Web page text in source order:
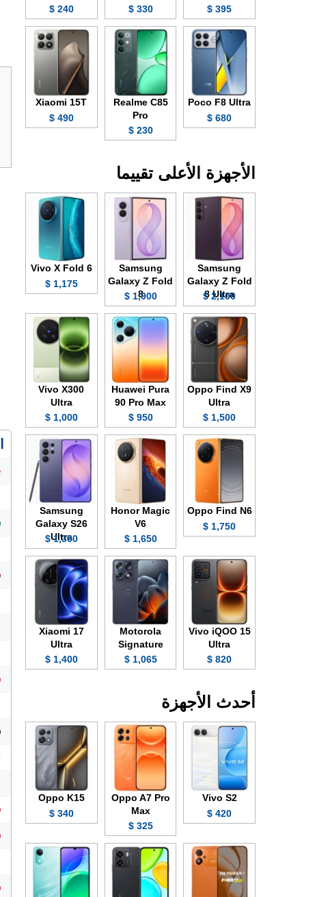
395 $
330 $
240 $
Poco F8 Ultra
680 $
Realme C85
Pro
230 $
Xiaomi 15T
490 $
الأجهزة الأعلى تقييما
Samsung
Galaxy Z Fold
8 Ultra
2,100 $
Samsung
Galaxy Z Fold
8
1,900 $
Vivo X Fold 6
1,175 $
Oppo Find X9
Ultra
1,500 $
Huawei Pura
90 Pro Max
950 $
Vivo X300
Ultra
1,000 $
Oppo Find N6
1,750 $
Honor Magic
V6
1,650 $
Samsung
Galaxy S26
Ultra
1,300 $
Vivo iQOO 15
Ultra
820 $
Motorola
Signature
1,065 $
Xiaomi 17
Ultra
1,400 $
أحدث الأجهزة
Vivo S2
420 $
Oppo A7 Pro
Max
325 $
Oppo K15
340 $